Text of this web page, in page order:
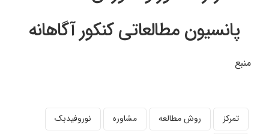
پانسیون مطالعاتی کنکور آگاهانه
منبع
تمرکز روش مطالعه مشاوره نوروفیدبک